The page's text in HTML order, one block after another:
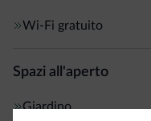
Wi-Fi gratuito
Spazi all'aperto
Giardino